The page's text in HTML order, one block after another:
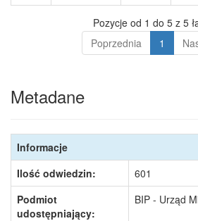
Pozycje od 1 do 5 z 5
Poprzednia
1
Metadane
Informacje
Ilość odwiedzin:
601
Podmiot
udostępniający:
BIP - Urząd